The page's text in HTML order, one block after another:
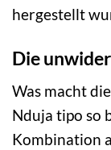
hergestellt
Die
Was macht
Nduja tipo so
Kombination